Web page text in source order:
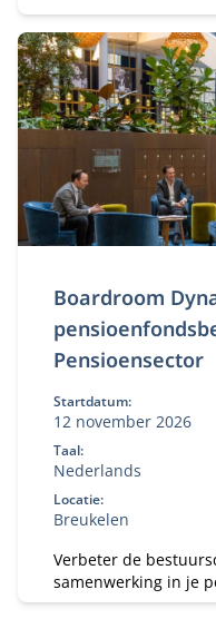
uitdagingen. Zo krijg
strategische koers
versterken.
Boardroom
Pensioensector
Startdatum:
12 november 2026
Taal:
Nederlands
Locatie:
Breukelen
Verbeter de
samenwerking in je
Tweedaagse